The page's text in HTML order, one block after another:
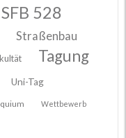
SFB 528
Straßenbau
Tagung
Uni-Tag
Wettbewerb